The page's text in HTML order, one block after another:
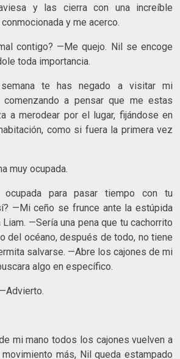
y las cierra con una increíble
y me acerco.
contigo? —Me quejo. Nil se encoge
toda importancia.
te has negado a visitar mi
a pensar que me estas
a merodear por el lugar, fijándose en
como si fuera la primera vez
muy ocupada.
para pasar tiempo con tu
—Mi ceño se frunce ante la estúpida
—Sería una pena que tu cachorrito
del océano, después de todo, no tiene
salvarse. —Abre los cajones de mi
algo en específico.
mi mano todos los cajones vuelven a
más, Nil queda estampado